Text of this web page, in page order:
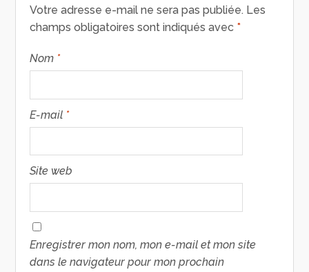
Votre adresse e-mail ne sera pas publiée. Les
champs obligatoires sont indiqués avec *
Nom *
E-mail *
Site web
Enregistrer mon nom, mon e-mail et mon site
dans le navigateur pour mon prochain